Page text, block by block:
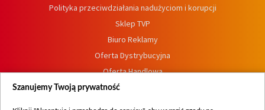
Polityka przeciwdziałania nadużyciom i korupcji
Sklep TVP
Biuro Reklamy
Oferta Dystrybucyjna
Oferta Handlowa
Dostępność
Szanujemy Twoją prywatność